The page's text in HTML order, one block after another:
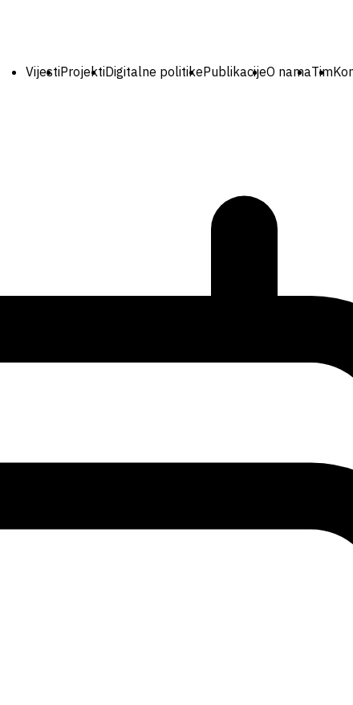
VijestiProjektiDigitalne politikePublikacijeO namaTim